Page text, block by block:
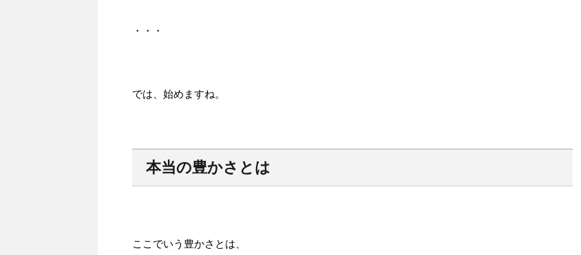
・・・
では、始めますね。
本当の豊かさとは
ここでいう豊かさとは、